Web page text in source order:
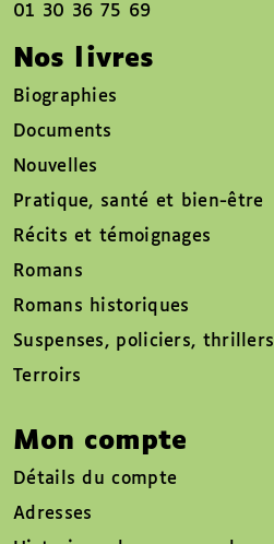
01 30 36 75 69
Nos livres
Biographies
Documents
Nouvelles
Pratique, santé et bien-être
Récits et témoignages
Romans
Romans historiques
Suspenses, policiers, thrillers
Terroirs
Mon compte
Détails du compte
Adresses